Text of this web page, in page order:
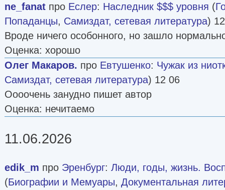
ne_fanat про Еслер: Наследник $$$ уровня (
Попаданцы, Самиздат, сетевая литература)
Вроде ничего особонного, но зашло
Оценка: хорошо
Олег Макаров. про Евтушенко: Чужак из
Самиздат, сетевая литература) 12 06
Оооочень занудно пишет автор
Оценка: нечитаемо
11.06.2026
edik_m про Эренбург: Люди, годы, жизнь.
(Биографии и Мемуары, Документальная